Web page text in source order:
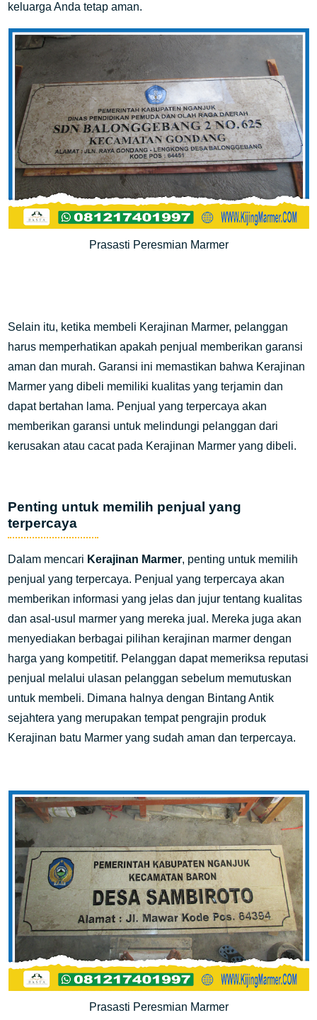
keluarga Anda tetap aman.
Prasasti Peresmian Marmer
Selain itu, ketika membeli Kerajinan Marmer, pelanggan
harus memperhatikan apakah penjual memberikan garansi
aman dan murah. Garansi ini memastikan bahwa Kerajinan
Marmer yang dibeli memiliki kualitas yang terjamin dan
dapat bertahan lama. Penjual yang terpercaya akan
memberikan garansi untuk melindungi pelanggan dari
kerusakan atau cacat pada Kerajinan Marmer yang dibeli.
Penting untuk memilih penjual yang
terpercaya
Dalam mencari Kerajinan Marmer, penting untuk memilih
penjual yang terpercaya. Penjual yang terpercaya akan
memberikan informasi yang jelas dan jujur tentang kualitas
dan asal-usul marmer yang mereka jual. Mereka juga akan
menyediakan berbagai pilihan kerajinan marmer dengan
harga yang kompetitif. Pelanggan dapat memeriksa reputasi
penjual melalui ulasan pelanggan sebelum memutuskan
untuk membeli. Dimana halnya dengan Bintang Antik
sejahtera yang merupakan tempat pengrajin produk
Kerajinan batu Marmer yang sudah aman dan terpercaya.
Prasasti Peresmian Marmer